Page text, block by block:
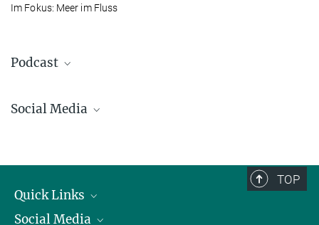
Im Fokus: Meer im Fluss
Podcast
Social Media
Mastodon
TikTok
Youtube
TOP
Quick Links
Präsident
Social Media